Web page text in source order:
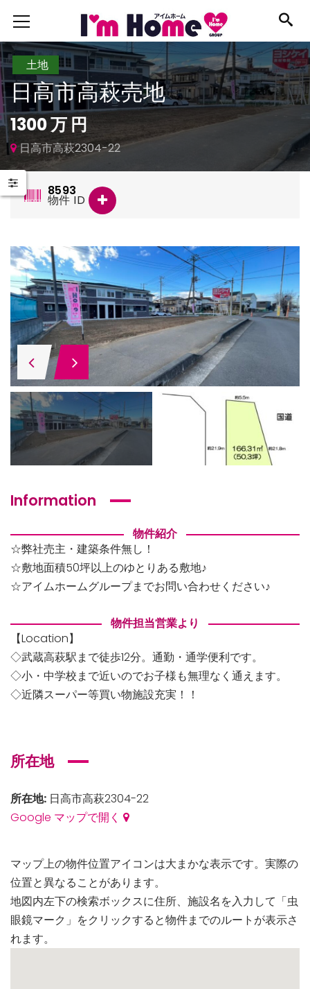
土地
日高市高萩売地
1300 万 円
日高市高萩2304-22
8593
物件 ID
Information
物件紹介
☆弊社売主・建築条件無し！
☆敷地面積50坪以上のゆとりある敷地♪
☆アイムホームグループまでお問い合わせください♪
物件担当営業より
【Location】
◇武蔵高萩駅まで徒歩12分。通勤・通学便利です。
◇小・中学校まで近いのでお子様も無理なく通えます。
◇近隣スーパー等買い物施設充実！！
所在地
所在地: 日高市高萩2304-22
Google マップで開く
マップ上の物件位置アイコンは大まかな表示です。実際の
位置と異なることがあります。
地図内左下の検索ボックスに住所、施設名を入力して「虫
眼鏡マーク」をクリックすると物件までのルートが表示さ
れます。
青木新築分譲住宅
on call
セン
850